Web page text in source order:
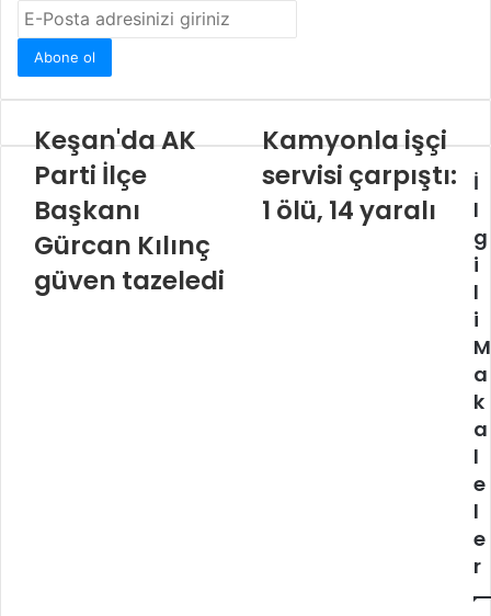
E-
adresinizi
giriniz
Keşan'da AK
Parti İlçe
Başkanı
Gürcan Kılınç
güven tazeledi
Kamyonla işçi
servisi çarpıştı:
1 ölü, 14 yaralı
İ
l
g
i
l
i
M
a
k
a
l
e
l
e
r